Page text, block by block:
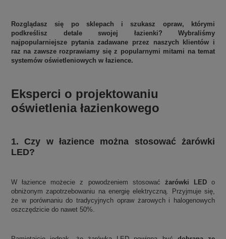
Rozglądasz się po sklepach i szukasz opraw, którymi
podkreślisz detale swojej łazienki? Wybraliśmy
najpopularniejsze pytania zadawane przez naszych klientów i
raz na zawsze rozprawiamy się z popularnymi mitami na temat
systemów oświetleniowych w łazience.
Eksperci o projektowaniu
oświetlenia łazienkowego
1. Czy w łazience można stosować żarówki
LED?
W łazience możecie z powodzeniem stosować żarówki LEDo
obniżonym zapotrzebowaniu na energię elektryczną. Przyjmuje się,
że w porównaniu do tradycyjnych opraw żarowych i halogenowych
oszczędzicie do nawet 50%.